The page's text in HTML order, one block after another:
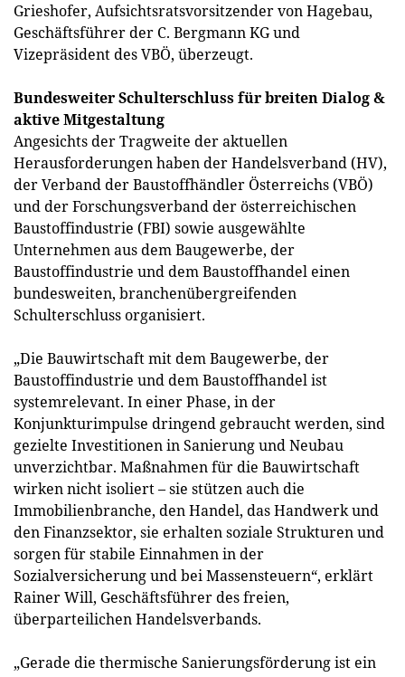
Grieshofer, Aufsichtsratsvorsitzender von Hagebau,
Geschäftsführer der C. Bergmann KG und
Vizepräsident des VBÖ, überzeugt.
Bundesweiter Schulterschluss für breiten Dialog &
aktive Mitgestaltung
Angesichts der Tragweite der aktuellen
Herausforderungen haben der Handelsverband (HV),
der Verband der Baustoffhändler Österreichs (VBÖ)
und der Forschungsverband der österreichischen
Baustoffindustrie (FBI) sowie ausgewählte
Unternehmen aus dem Baugewerbe, der
Baustoffindustrie und dem Baustoffhandel einen
bundesweiten, branchenübergreifenden
Schulterschluss organisiert.
„Die Bauwirtschaft mit dem Baugewerbe, der
Baustoffindustrie und dem Baustoffhandel ist
systemrelevant. In einer Phase, in der
Konjunkturimpulse dringend gebraucht werden, sind
gezielte Investitionen in Sanierung und Neubau
unverzichtbar. Maßnahmen für die Bauwirtschaft
wirken nicht isoliert – sie stützen auch die
Immobilienbranche, den Handel, das Handwerk und
den Finanzsektor, sie erhalten soziale Strukturen und
sorgen für stabile Einnahmen in der
Sozialversicherung und bei Massensteuern“, erklärt
Rainer Will, Geschäftsführer des freien,
überparteilichen Handelsverbands.
„Gerade die thermische Sanierungsförderung ist ein